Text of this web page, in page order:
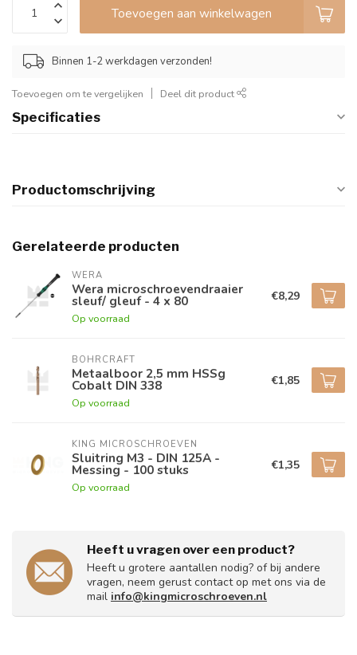
Toevoegen aan winkelwagen
Binnen 1-2 werkdagen verzonden!
Toevoegen om te vergelijken Deel dit product
Specificaties
Productomschrijving
Gerelateerde producten
WERA
Wera microschroevendraaier
sleuf/ gleuf - 4 x 80
Op voorraad
€8,29
BOHRCRAFT
Metaalboor 2,5 mm HSSg
Cobalt DIN 338
Op voorraad
€1,85
KING MICROSCHROEVEN
Sluitring M3 - DIN 125A -
Messing - 100 stuks
Op voorraad
€1,35
Heeft u vragen over een product?
Heeft u grotere aantallen nodig? of bij andere
vragen, neem gerust contact op met ons via de
mail info@kingmicroschroeven.nl